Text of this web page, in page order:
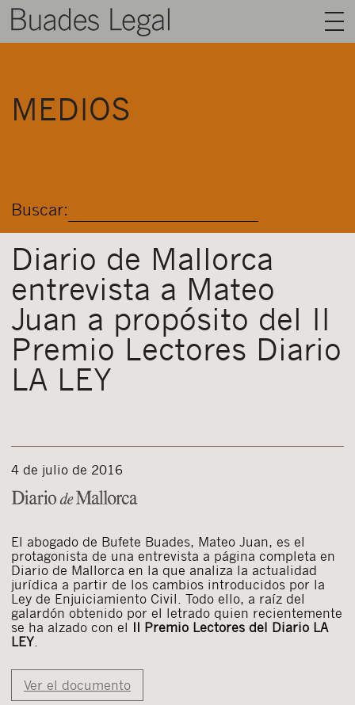
ESPAÑOL
MEDIOS
Buscar:
Diario de Mallorca
entrevista a Mateo
Juan a propósito del II
Premio Lectores Diario
LA LEY
4 de julio de 2016
El abogado de Bufete Buades, Mateo Juan, es el
protagonista de una entrevista a página completa en
Diario de Mallorca en la que analiza la actualidad
jurídica a partir de los cambios introducidos por la
Ley de Enjuiciamiento Civil. Todo ello, a raíz del
galardón obtenido por el letrado quien recientemente
se ha alzado con el II Premio Lectores del Diario LA
LEY
Ver el documento